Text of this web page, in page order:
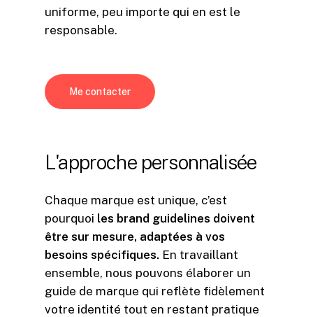
uniforme, peu importe qui en est le
responsable.
Me contacter
L'approche personnalisée
Chaque marque est unique, c’est
pourquoi les brand guidelines doivent
être sur mesure, adaptées à vos
besoins spécifiques. En travaillant
ensemble, nous pouvons élaborer un
guide de marque qui reflète fidèlement
votre identité tout en restant pratique